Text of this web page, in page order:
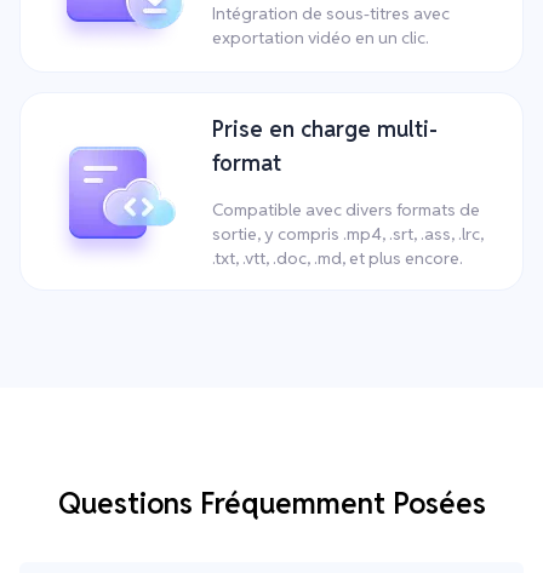
Intégration de sous-titres avec
exportation vidéo en un clic.
Prise en charge multi-
format
Compatible avec divers formats de
sortie, y compris .mp4, .srt, .ass, .lrc,
.txt, .vtt, .doc, .md, et plus encore.
Questions Fréquemment Posées